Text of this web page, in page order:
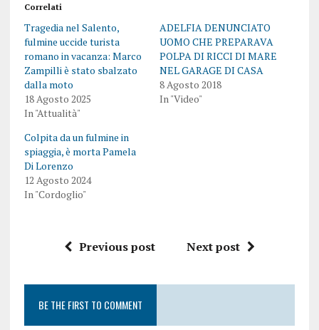
Correlati
Tragedia nel Salento,
fulmine uccide turista
romano in vacanza: Marco
Zampilli è stato sbalzato
dalla moto
18 Agosto 2025
In "Attualità"
ADELFIA DENUNCIATO
UOMO CHE PREPARAVA
POLPA DI RICCI DI MARE
NEL GARAGE DI CASA
8 Agosto 2018
In "Video"
Colpita da un fulmine in
spiaggia, è morta Pamela
Di Lorenzo
12 Agosto 2024
In "Cordoglio"
Previous post Next post
BE THE FIRST TO COMMENT